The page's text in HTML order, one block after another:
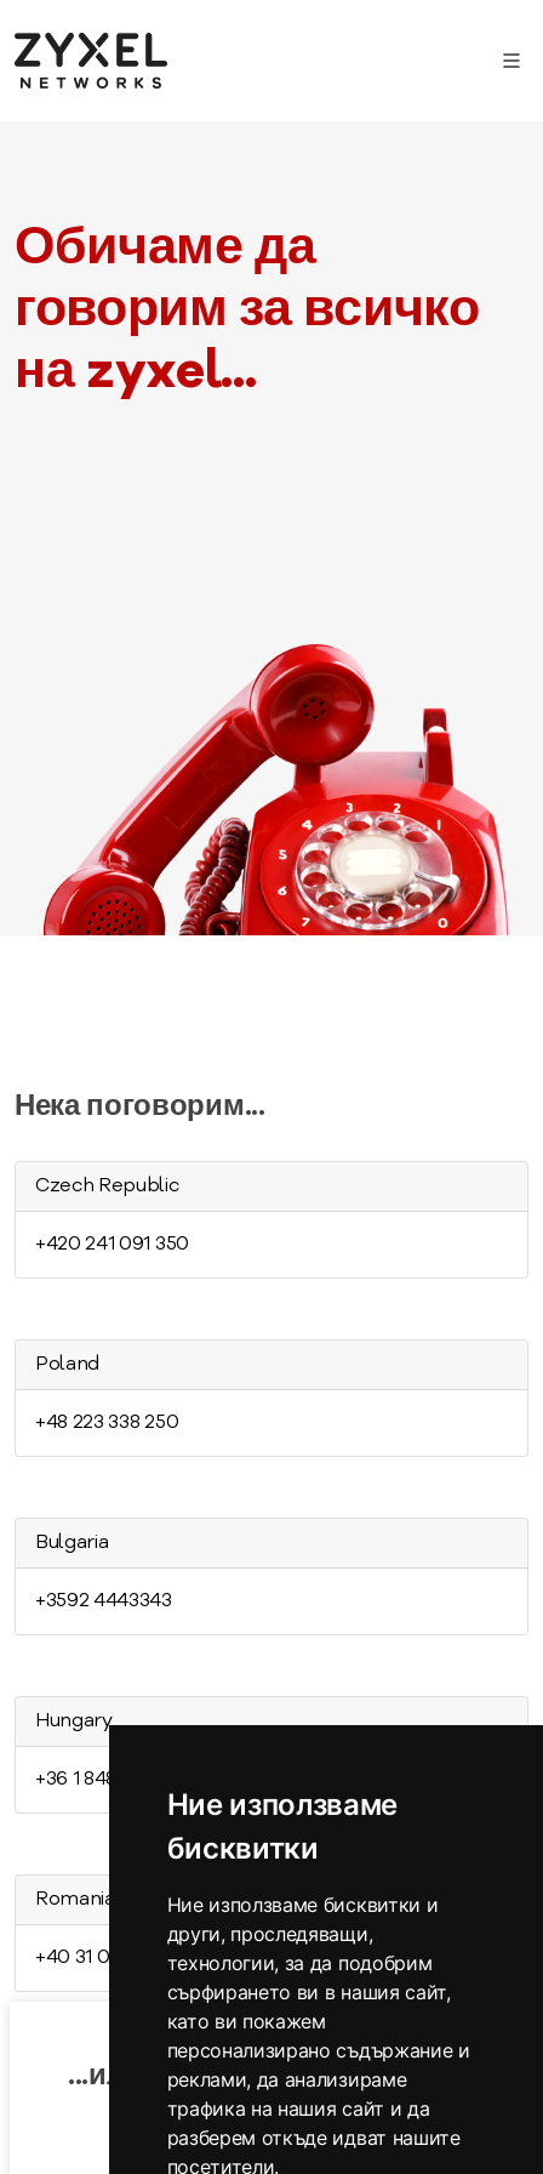
Ние използваме
бисквитки
Ние използваме бисквитки и
други, проследяващи,
технологии, за да подобрим
сърфирането ви в нашия сайт,
като ви покажем
персонализирано съдържание и
реклами, да анализираме
трафика на нашия сайт и да
разберем откъде идват нашите
посетители.
Обичаме да
говорим за всичко
на zyxel...
Нека поговорим...
Czech Republic
+420 241 091 350
Poland
+48 223 338 250
Bulgaria
+3592 4443343
Hungary
+36 1 848 0690
Romania
+40 31 080 9888
...или ни изпратете имейл.